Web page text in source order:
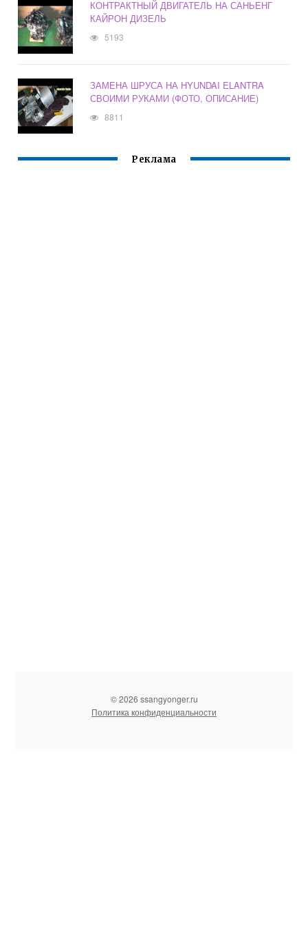
КОНТРАКТНЫЙ ДВИГАТЕЛЬ НА САНЬЕНГ
КАЙРОН ДИЗЕЛЬ
5193
ЗАМЕНА ШРУСА НА HYUNDAI ELANTRA
СВОИМИ РУКАМИ (ФОТО, ОПИСАНИЕ)
8811
Реклама
© 2026 ssangyonger.ru
Политика конфиденциальности